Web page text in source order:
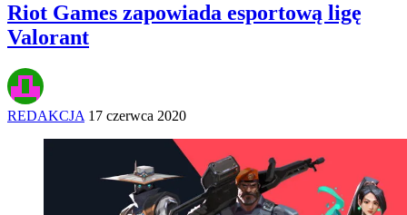
Riot Games zapowiada esportową ligę
Valorant
REDAKCJA 17 czerwca 2020